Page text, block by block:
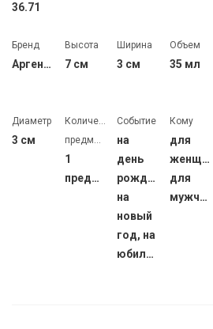
36.71
Бренд
Аргента
Высота
7 см
Ширина
3 см
Объем
35 мл
Диаметр
3 см
Количество
предметов
1
предмет
Событие
на
день
рождения,
на
новый
год, на
юбилей
Кому
для
женщин,
для
мужчин